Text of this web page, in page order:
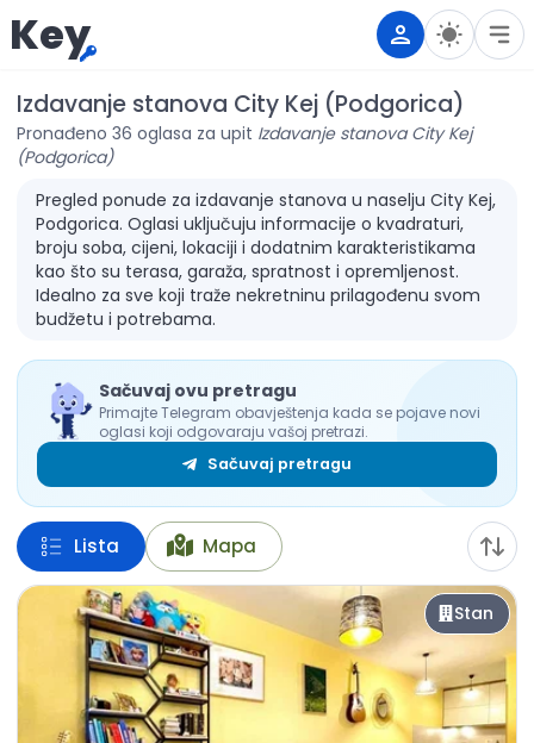
Key
Izdavanje stanova City Kej (Podgorica)
Pronađeno 36 oglasa za upit Izdavanje stanova City Kej
(Podgorica)
Pregled ponude za izdavanje stanova u naselju City Kej,
Podgorica. Oglasi uključuju informacije o kvadraturi,
broju soba, cijeni, lokaciji i dodatnim karakteristikama
kao što su terasa, garaža, spratnost i opremljenost.
Idealno za sve koji traže nekretninu prilagođenu svom
budžetu i potrebama.
Sačuvaj ovu pretragu
Primajte Telegram obavještenja kada se pojave novi
oglasi koji odgovaraju vašoj pretrazi.
Sačuvaj pretragu
Lista Mapa
Stan